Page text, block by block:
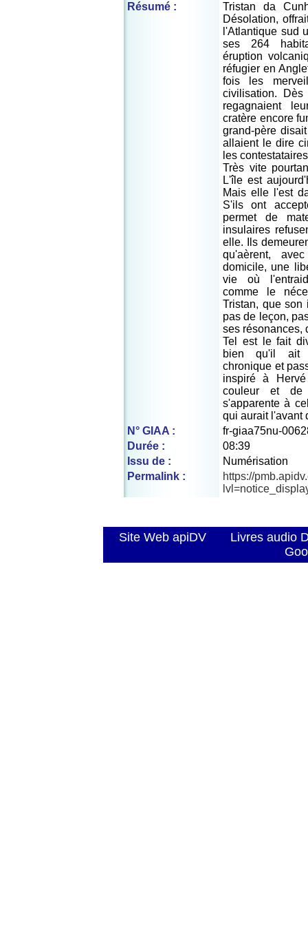
Résumé :
Tristan da
Désolation,
l'Atlantique sud
ses 264
éruption
réfugier en
fois les
civilisation.
regagnaient
cratère encore
grand-père
allaient le dire
les
Très vite
L'île est
Mais elle l'est
S'ils ont
permet de
insulaires
elle. Ils
qu'aèrent,
domicile, une
vie où
comme le
Tristan, que son
pas de leçon,
ses résonances,
Tel est le fait
bien qu'il ait
chronique et
inspiré à
couleur et de
s'apparente à
qui aurait l'avant
N° GIAA :
fr-giaa75nu-
Durée :
08:39
Issu de :
Numérisation
Permalink :
https://
Site Web apiDV
Livres audio